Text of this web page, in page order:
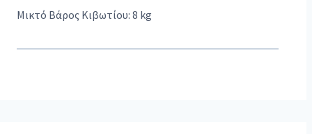
Μικτό Βάρος Κιβωτίου: 8 kg